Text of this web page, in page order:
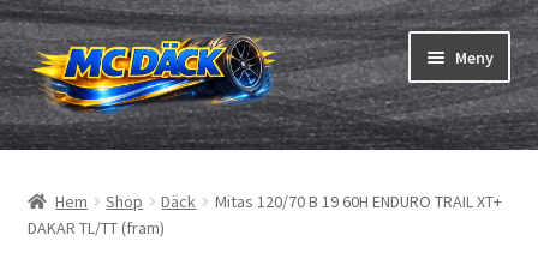
Hoppa
till
navigering
Hoppa
till
innehåll
Meny
Däck
Slangar & fälgband
Hem Shop Däck
Mitas 120/70 B 19 60H ENDURO TRAIL XT+
DAKAR TL/TT (fram)